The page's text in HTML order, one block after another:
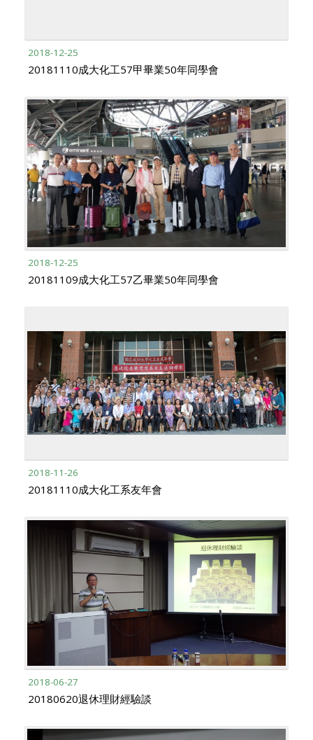
2018-12-25
20181110成大化工57甲畢業50年同學會
2018-12-25
20181109成大化工57乙畢業50年同學會
2018-11-26
20181110成大化工系友年會
2018-06-27
20180620退休理財經驗談